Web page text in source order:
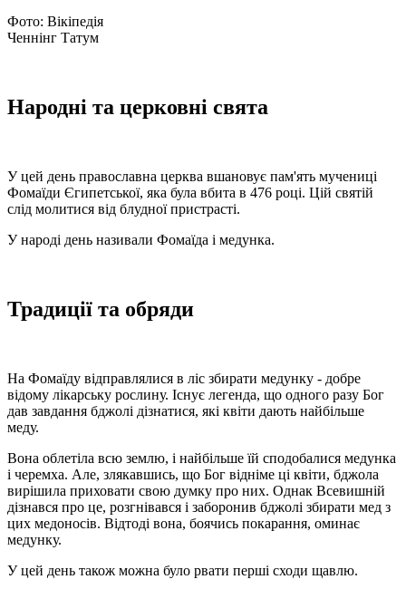
Фото: Вікіпедія
Ченнінг Татум
Народні та церковні свята
У цей день православна церква вшановує пам'ять мучениці
Фомаїди Єгипетської, яка була вбита в 476 році. Цій святій
слід молитися від блудної пристрасті.
У народі день називали Фомаїда і медунка.
Традиції та обряди
На Фомаїду відправлялися в ліс збирати медунку - добре
відому лікарську рослину. Існує легенда, що одного разу Бог
дав завдання бджолі дізнатися, які квіти дають найбільше
меду.
Вона облетіла всю землю, і найбільше їй сподобалися медунка
і черемха. Але, злякавшись, що Бог відніме ці квіти, бджола
вирішила приховати свою думку про них. Однак Всевишній
дізнався про це, розгнівався і заборонив бджолі збирати мед з
цих медоносів. Відтоді вона, боячись покарання, оминає
медунку.
У цей день також можна було рвати перші сходи щавлю.